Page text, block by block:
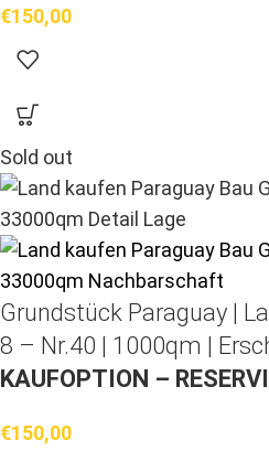
€150,00
Sold out
Grundstück Paraguay |
8 – Nr.40 | 1000qm |
KAUFOPTION –
€150,00